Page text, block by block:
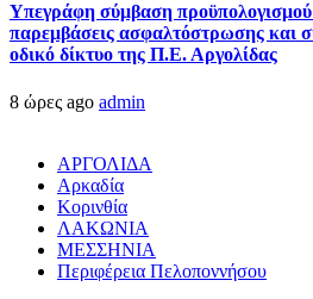
Υπεγράφη σύμβαση
παρεμβάσεις ασφαλτόστρωσης και
οδικό δίκτυο της Π.Ε. Αργολίδας
8 ώρες ago admin
ΑΡΓΟΛΙΔΑ
Αρκαδία
Κορινθία
ΛΑΚΩΝΙΑ
ΜΕΣΣΗΝΙΑ
Περιφέρεια Πελοποννήσου